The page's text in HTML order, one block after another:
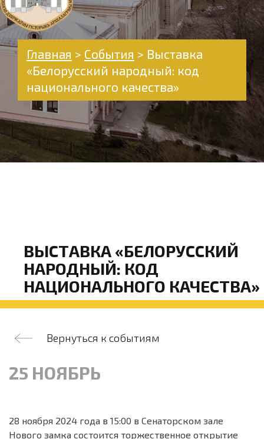
Главная > События > Выставка
«Белорусский народный: код
национального качества»
ВЫСТАВКА «БЕЛОРУССКИЙ
НАРОДНЫЙ: КОД
НАЦИОНАЛЬНОГО КАЧЕСТВА»
Вернуться к событиям
25 НОЯБРЬ
28 ноября 2024 года в 15:00 в Сенаторском зале
Нового замка состоится торжественное открытие